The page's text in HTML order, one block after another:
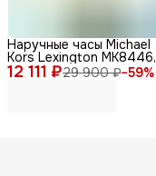
12 111 ₽29 900 ₽−59%
Наручные часы Michael
Kors Lexington MK8446,
мужские, кварцевый
механизм, золотые